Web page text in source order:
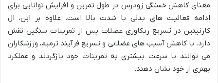
معنای کاهش خستگی زودرس در طول تمرین و افزایش توانایی برای
ادامه فعالیت های بدنی با شدت بالا است. علاوه بر این، ال
کارنیتین در تسریع ریکاوری عضلات پس از تمرینات سنگین نقش
دارد. با کاهش آسیب های عضلانی و تسریع فرآیند ترمیم، ورزشکاران
می توانند با سرعت بیشتری به تمرینات خود بازگردند و عملکرد
بهتری از خود نشان دهند.